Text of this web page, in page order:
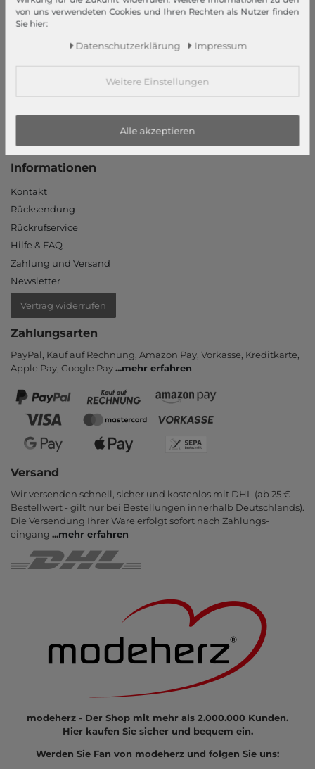
Datenschutzeinstellungen
Neukunde?
Informationen
Kontakt
Rücksendung
Rückrufservice
Hilfe & FAQ
Zahlung und Versand
Newsletter
Vertrag widerrufen
Zahlungsarten
PayPal, Kauf auf Rechnung, Amazon Pay, Vor­kasse, Kredit­karte,
Apple Pay, Google Pay...mehr erfahren
Versand
Wir versenden schnell, sicher und kostenlos mit DHL (ab 25 €
Bestell­wert - gilt nur bei Bestel­lungen inner­halb Deutsch­lands).
Die Ver­sendung Ihrer Ware er­folgt sofort nach Zahlungs­
eingang ...mehr erfahren
modeherz - Der Shop mit mehr als 2.000.000 Kunden.
Hier kaufen Sie sicher und bequem ein.
Werden Sie Fan von modeherz und folgen Sie uns:
von uns verwendeten Cookies und Ihren Rechten als Nutzer finden
Sie hier:
Daten­schutz­erklärung Impressum
Weitere Einstellungen
Alle akzeptieren